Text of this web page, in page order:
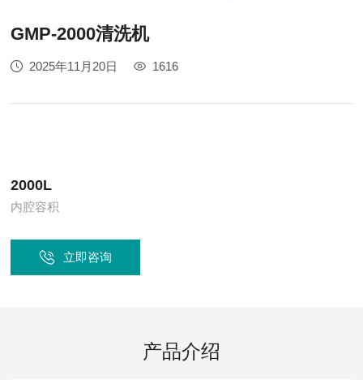
GMP-2000清洗机
2025年11月20日 1616
2000L
内腔容积
立即咨询
产品介绍